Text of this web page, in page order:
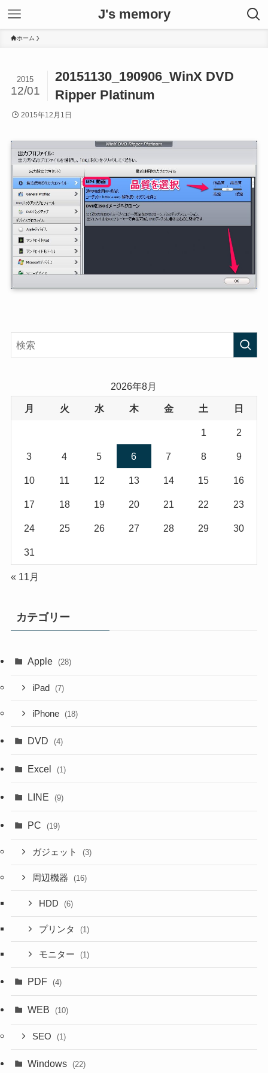
J's memory
ホーム
20151130_190906_WinX DVD
Ripper Platinum
2015
12/01
2015年12月1日
2026年8月
月 火 水 木 金 土 日
1 2
3 4 5 6 7 8 9
10 11 12 13 14 15 16
17 18 19 20 21 22 23
24 25 26 27 28 29 30
31
« 11月
カテゴリー
Apple (28)
iPad (7)
iPhone (18)
DVD (4)
Excel (1)
LINE (9)
PC (19)
ガジェット (3)
周辺機器 (16)
HDD (6)
プリンタ (1)
モニター (1)
PDF (4)
WEB (10)
SEO (1)
Windows (22)